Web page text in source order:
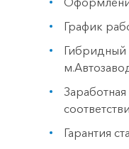
График
Гибридный
Гарантия